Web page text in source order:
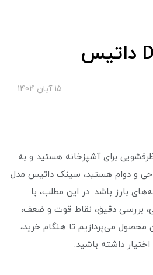
15 آبان 1404
برای آشپزخانه هستید و به
و دوام هستید، سینک داتیس مدل
بارز باشد. در این مطلب، با
بررسی دقیق، نقاط قوت و ضعف،
محصول می‌پردازیم تا هنگام خرید،
داشته باشید.